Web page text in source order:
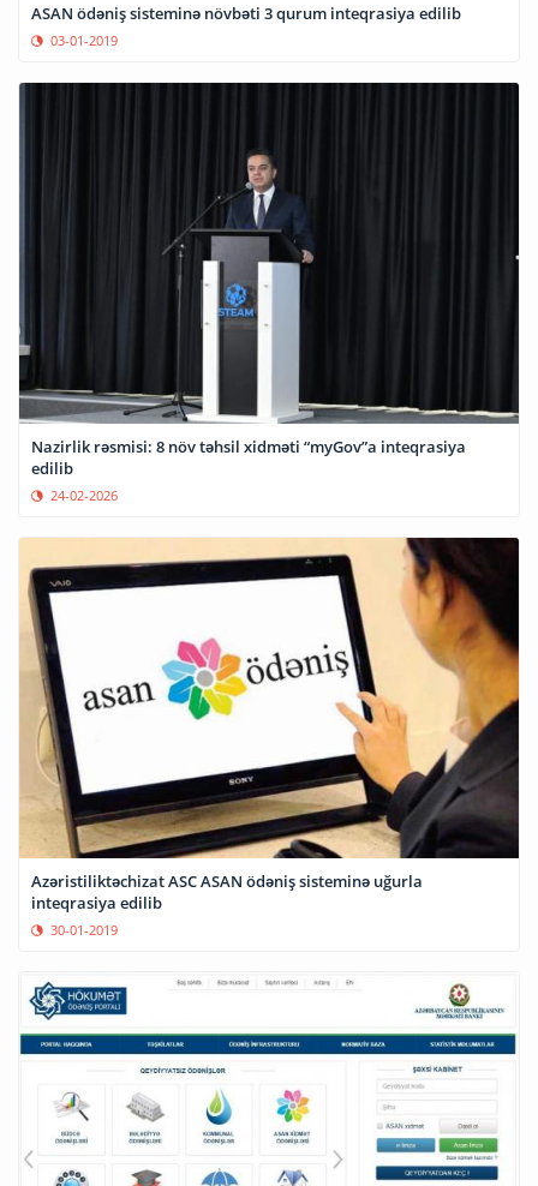
ASAN ödəniş sisteminə növbəti 3 qurum inteqrasiya edilib
03-01-2019
Nazirlik rəsmisi: 8 növ təhsil xidməti “myGov”a inteqrasiya
edilib
24-02-2026
Azəristiliktəchizat ASC ASAN ödəniş sisteminə uğurla
inteqrasiya edilib
30-01-2019